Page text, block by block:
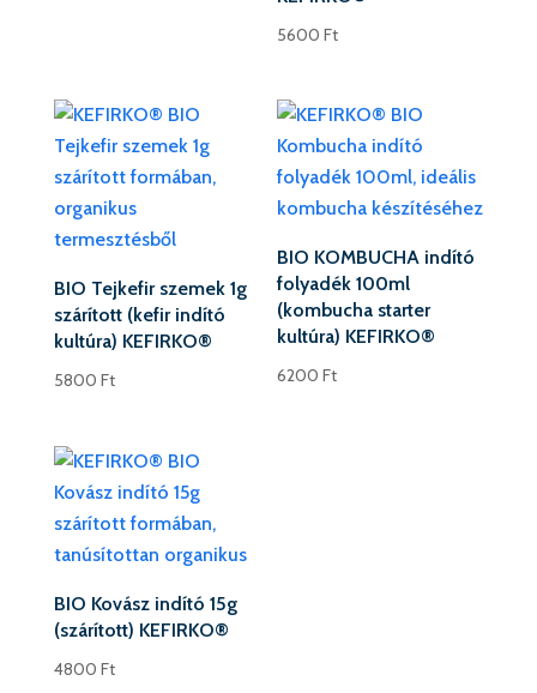
5600Ft
BIO Tejkefir szemek 1g
szárított (kefir indító
kultúra) KEFIRKO®
5800 Ft
BIO KOMBUCHA indító
folyadék 100ml
(kombucha starter
kultúra) KEFIRKO®
6200Ft
BIO Kovász indító 15g
(szárított) KEFIRKO®
4800 Ft